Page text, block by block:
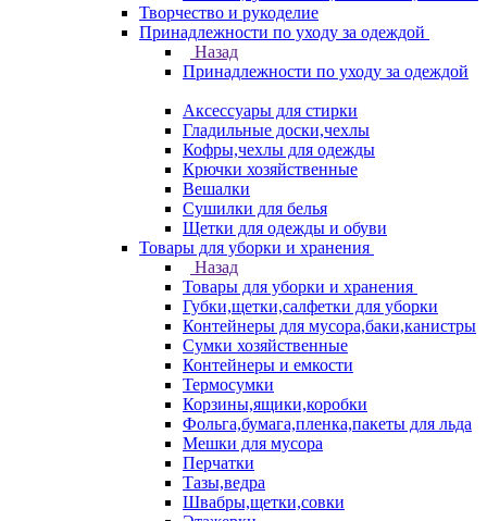
Творчество и рукоделие
Принадлежности по уходу за одеждой
Назад
Принадлежности по уходу за одеждой
Аксессуары для стирки
Гладильные доски,чехлы
Кофры,чехлы для одежды
Крючки хозяйственные
Вешалки
Сушилки для белья
Щетки для одежды и обуви
Товары для уборки и хранения
Назад
Товары для уборки и хранения
Губки,щетки,салфетки для уборки
Контейнеры для мусора,баки,канистры
Сумки хозяйственные
Контейнеры и емкости
Термосумки
Корзины,ящики,коробки
Фольга,бумага,пленка,пакеты для льда
Мешки для мусора
Перчатки
Тазы,ведра
Швабры,щетки,совки